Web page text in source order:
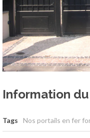
Information
Tags Nos portails en fer